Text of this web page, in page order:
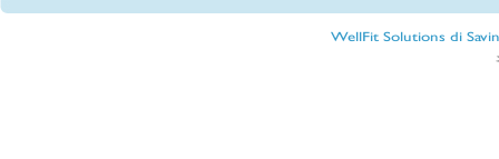
WellFit Solutions di